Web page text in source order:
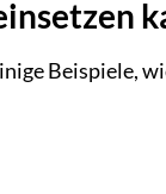
Beispiele,